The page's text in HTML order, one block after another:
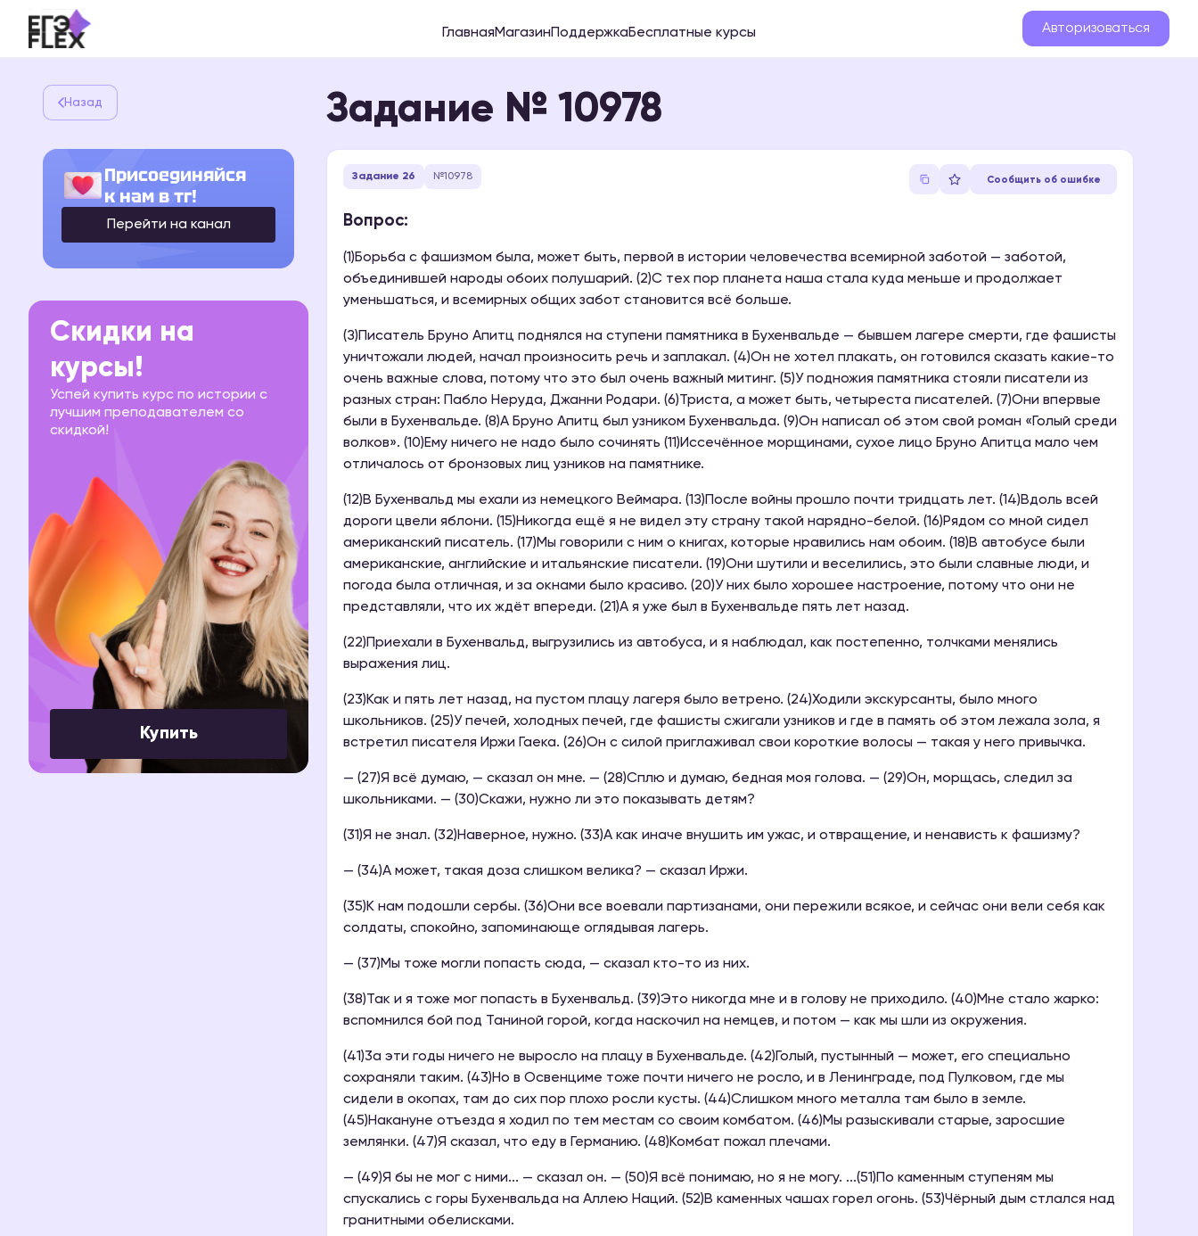
ГлавнаяМагазинПоддержкаБесплатные курсы Авторизоваться
Назад Задание № 10978
Присоединяйся
к нам в тг!
Перейти на канал
Задание 26 №10978 Сообщить об ошибке
Вопрос:
(1)Борьба с фашизмом была, может быть, первой в истории человечества всемирной заботой — заботой,
объединившей народы обоих полушарий. (2)С тех пор планета наша стала куда меньше и продолжает
уменьшаться, и всемирных общих забот становится всё больше.
(З)Писатель Бруно Апитц поднялся на ступени памятника в Бухенвальде — бывшем лагере смерти, где фашисты
уничтожали людей, начал произносить речь и заплакал. (4)Он не хотел плакать, он готовился сказать какие-то
очень важные слова, потому что это был очень важный митинг. (5)У подножия памятника стояли писатели из
разных стран: Пабло Неруда, Джанни Родари. (6)Триста, а может быть, четыреста писателей. (7)Они впервые
были в Бухенвальде. (8)А Бруно Апитц был узником Бухенвальда. (9)Он написал об этом свой роман «Голый среди
волков». (10)Ему ничего не надо было сочинять (11)Иссечённое морщинами, сухое лицо Бруно Апитца мало чем
отличалось от бронзовых лиц узников на памятнике.
(12)В Бухенвальд мы ехали из немецкого Веймара. (1З)После войны прошло почти тридцать лет. (14)Вдоль всей
дороги цвели яблони. (15)Никогда ещё я не видел эту страну такой нарядно-белой. (16)Рядом со мной сидел
американский писатель. (17)Мы говорили с ним о книгах, которые нравились нам обоим. (18)В автобусе были
американские, английские и итальянские писатели. (19)Они шутили и веселились, это были славные люди, и
погода была отличная, и за окнами было красиво. (20)У них было хорошее настроение, потому что они не
представляли, что их ждёт впереди. (21)А я уже был в Бухенвальде пять лет назад.
(22)Приехали в Бухенвальд, выгрузились из автобуса, и я наблюдал, как постепенно, толчками менялись
выражения лиц.
(23)Как и пять лет назад, на пустом плацу лагеря было ветрено. (24)Ходили экскурсанты, было много
школьников. (25)У печей, холодных печей, где фашисты сжигали узников и где в память об этом лежала зола, я
встретил писателя Иржи Гаека. (26)Он с силой приглаживал свои короткие волосы — такая у него привычка.
— (27)Я всё думаю, — сказал он мне. — (28)Сплю и думаю, бедная моя голова. — (29)Он, морщась, следил за
школьниками. — (30)Скажи, нужно ли это показывать детям?
(31)Я не знал. (32)Наверное, нужно. (33)А как иначе внушить им ужас, и отвращение, и ненависть к фашизму?
— (34)А может, такая доза слишком велика? — сказал Иржи.
(35)К нам подошли сербы. (36)Они все воевали партизанами, они пережили всякое, и сейчас они вели себя как
солдаты, спокойно, запоминающе оглядывая лагерь.
— (37)Мы тоже могли попасть сюда, — сказал кто-то из них.
(38)Так и я тоже мог попасть в Бухенвальд. (39)Это никогда мне и в голову не приходило. (40)Мне стало жарко:
вспомнился бой под Таниной горой, когда наскочил на немцев, и потом — как мы шли из окружения.
(41)3а эти годы ничего не выросло на плацу в Бухенвальде. (42)Голый, пустынный — может, его специально
сохраняли таким. (43)Но в Освенциме тоже почти ничего не росло, и в Ленинграде, под Пулковом, где мы
сидели в окопах, там до сих пор плохо росли кусты. (44)Слишком много металла там было в земле.
(45)Накануне отъезда я ходил по тем местам со своим комбатом. (46)Мы разыскивали старые, заросшие
землянки. (47)Я сказал, что еду в Германию. (48)Комбат пожал плечами.
— (49)Я бы не мог с ними... — сказал он. — (50)Я всё понимаю, но я не могу. ...(51)По каменным ступеням мы
спускались с горы Бухенвальда на Аллею Наций. (52)В каменных чашах горел огонь. (53)Чёрный дым стлался над
гранитными обелисками.
Скидки на
курсы!
Успей купить курс по истории с
лучшим преподавателем со
скидкой!
Купить